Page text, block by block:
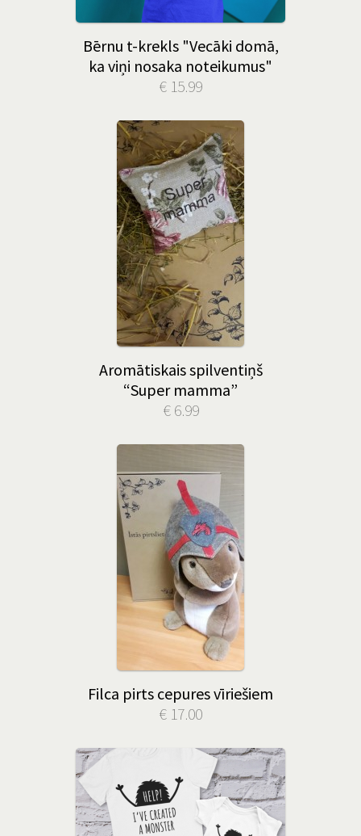
Bērnu t-krekls "Vecāki domā,
ka viņi nosaka noteikumus"
€ 15.99
Aromātiskais spilventiņš
“Super mamma”
€ 6.99
Filca pirts cepures vīriešiem
€ 17.00